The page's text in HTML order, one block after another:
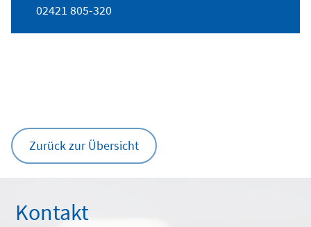
02421 805-320
Zurück zur Übersicht
Kontakt